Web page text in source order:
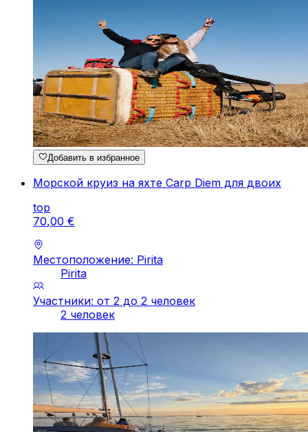
Добавить в избранное
Морской круиз на яхте Carp Diem для двоих
top
70,00 €
Местоположение: Pirita
Pirita
Участники: от 2 до 2 человек
2 человек